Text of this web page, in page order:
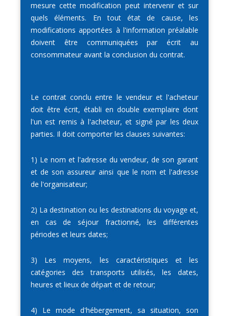
mesure cette modification peut intervenir et sur
quels éléments. En tout état de cause, les
modifications apportées à l'information préalable
doivent être communiquées par écrit au
consommateur avant la conclusion du contrat.
Le contrat conclu entre le vendeur et l'acheteur
doit être écrit, établi en double exemplaire dont
l'un est remis à l'acheteur, et signé par les deux
parties. Il doit comporter les clauses suivantes:
1) Le nom et l'adresse du vendeur, de son garant
et de son assureur ainsi que le nom et l'adresse
de l'organisateur;
2) La destination ou les destinations du voyage et,
en cas de séjour fractionné, les différentes
périodes et leurs dates;
3) Les moyens, les caractéristiques et les
catégories des transports utilisés, les dates,
heures et lieux de départ et de retour;
4) Le mode d'hébergement, sa situation, son